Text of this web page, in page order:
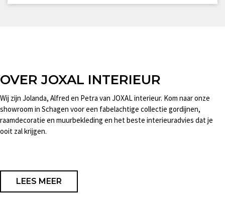
OVER JOXAL INTERIEUR
Wij zijn Jolanda, Alfred en Petra van JOXAL interieur. Kom naar onze
showroom in Schagen voor een fabelachtige collectie gordijnen,
raamdecoratie en muurbekleding en het beste interieuradvies dat je
ooit zal krijgen.
LEES MEER